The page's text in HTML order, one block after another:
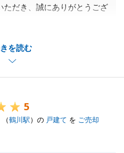
を読む
ただき、誠にありがとうござ
いただき、お取引終了まで
た。
させていただいたため、ど
点も多々あったかと思いま
った際には、ご家族皆様の
明いただけたことで、弊社
5
（鶴川駅）の 戸建て を ご売却